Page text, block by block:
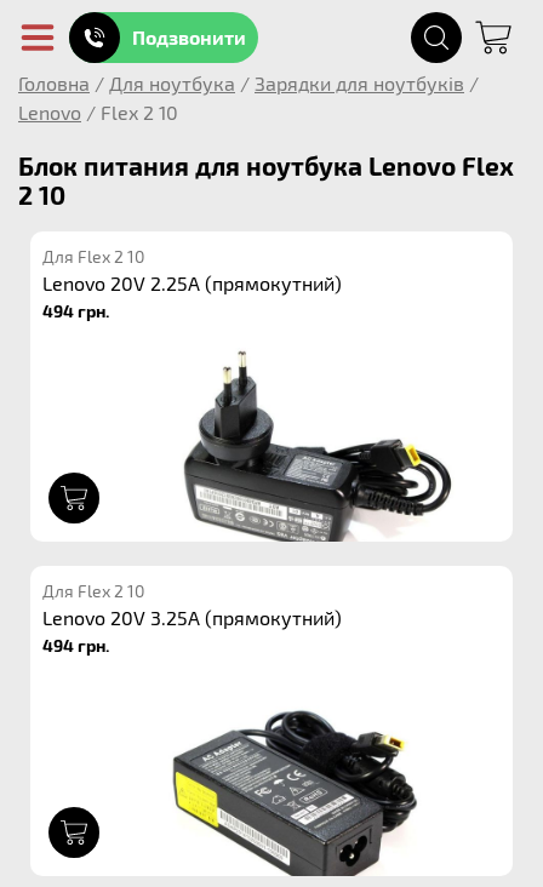
Подзвонити
Головна / Для ноутбука / Зарядки для ноутбуків /
Lenovo / Flex 2 10
Блок питания для ноутбука Lenovo Flex
2 10
Для Flex 2 10
Lenovo 20V 2.25A (прямокутний)
494 грн.
Для Flex 2 10
Lenovo 20V 3.25A (прямокутний)
494 грн.